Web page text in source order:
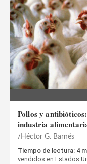
Pollos y
industria
Héctor G. Barnés
Tiempo de lectura: 4
vendidos en Estados